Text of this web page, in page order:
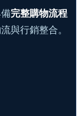
完整購物流程
與行銷整合。